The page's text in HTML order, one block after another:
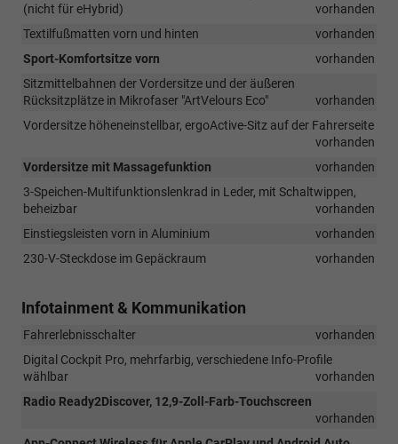
(nicht für eHybrid)
vorhanden
Textilfußmatten vorn und hinten
vorhanden
Sport-Komfortsitze vorn
vorhanden
Sitzmittelbahnen der Vordersitze und der äußeren
Rücksitzplätze in Mikrofaser "ArtVelours Eco"
vorhanden
Vordersitze höheneinstellbar, ergoActive-Sitz auf der Fahrerseite
vorhanden
Vordersitze mit Massagefunktion
vorhanden
3-Speichen-Multifunktionslenkrad in Leder, mit Schaltwippen,
beheizbar
vorhanden
Einstiegsleisten vorn in Aluminium
vorhanden
230-V-Steckdose im Gepäckraum
vorhanden
Infotainment & Kommunikation
Fahrerlebnisschalter
vorhanden
Digital Cockpit Pro, mehrfarbig, verschiedene Info-Profile
wählbar
vorhanden
Radio Ready2Discover, 12,9-Zoll-Farb-Touchscreen
vorhanden